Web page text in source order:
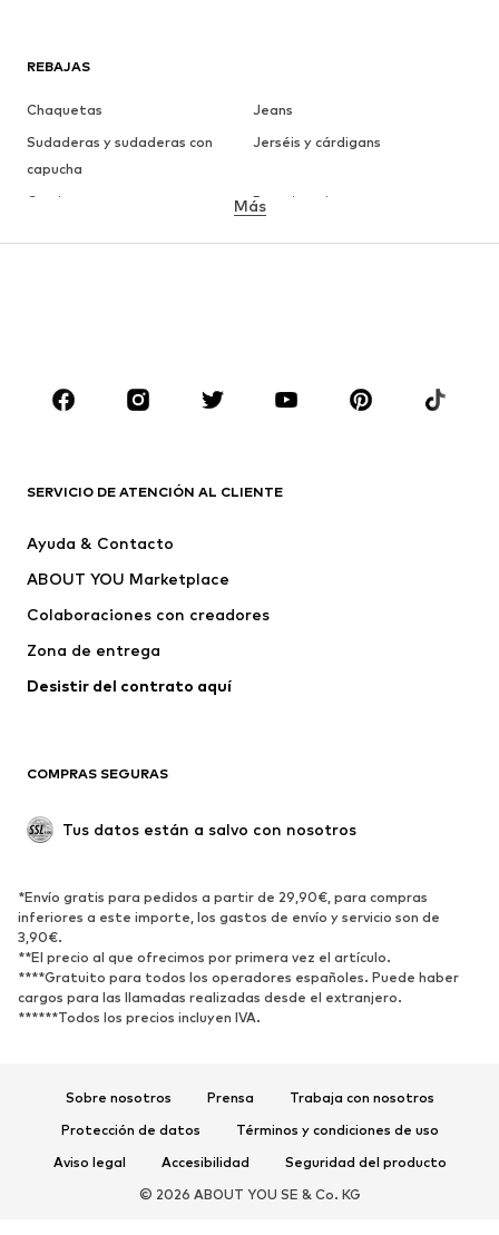
REBAJAS
Chaquetas
Jeans
Sudaderas y sudaderas con
capucha
Jerséis y cárdigans
Camisetas
Ropa interior
ROPA
Camisetas
Jeans
Pantalones
Ropa interior
Jerséis y cárdigans
Trajes y chaquetas
Ropa de baño
Nuevo
Tendencia
Zapatos bajos
Zapatos deportivos
Zapatos abiertos
DEPORTE
Ropa deportiva
Disciplinas deportivas
Complementos deportivos
COMPLEMENTOS
Más
SERVICIO DE ATENCIÓN AL CLIENTE
Ayuda & Contacto
ABOUT YOU Marketplace
Colaboraciones con creadores
Zona de entrega
Desistir del contrato aquí
COMPRAS SEGURAS
Tus datos están a salvo con nosotros
*Envío gratis para pedidos a partir de 29,90€, para compras
inferiores a este importe, los gastos de envío y servicio son de
3,90€.
**El precio al que ofrecimos por primera vez el artículo.
****Gratuito para todos los operadores españoles. Puede haber
cargos para las llamadas realizadas desde el extranjero.
******Todos los precios incluyen IVA.
Sobre nosotros Prensa
Trabaja con nosotros
Protección de datos
Términos y condiciones de uso
Aviso legal
Accesibilidad
Seguridad del producto
© 2026 ABOUT YOU SE & Co. KG